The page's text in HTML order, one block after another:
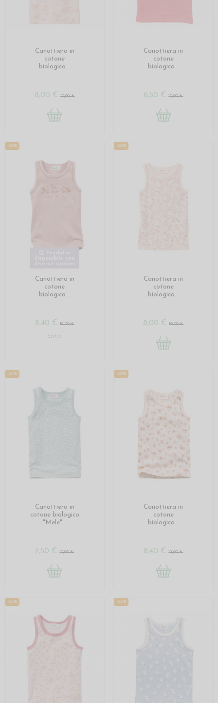
Canottiera in
cotone
biologico...
8,00 € 10,00 €
Canottiera in
cotone
biologico...
6,50 €10,00 €
-30%
Canottiera in
cotone
biologico...
8,40 € 12,00 €
Entra
-20%
Canottiera in
cotone
biologico...
8,00 €10,00 €
-25%
Canottiera in
cotone biologico
"Mele"...
7,50 €10,00 €
-30%
Canottiera in
cotone
biologico...
8,40 €12,00 €
-35% -35%